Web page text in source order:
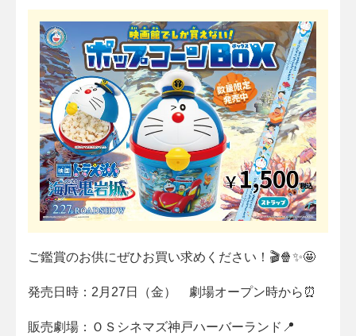
ご鑑賞のお供にぜひお買い求めください！🎬🍿✨🤩
発売日時：2月27日（金） 劇場オープン時から⏰
販売劇場：ＯＳシネマズ神戸ハーバーランド📍